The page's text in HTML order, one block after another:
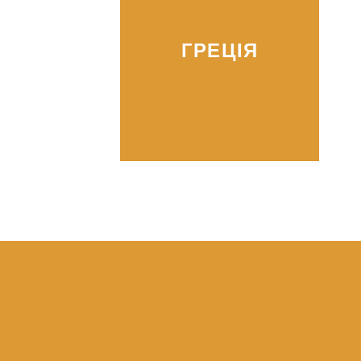
ГРЕЦІЯ